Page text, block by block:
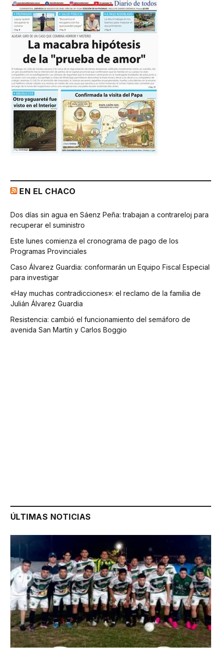
EN EL CHACO
Dos días sin agua en Sáenz Peña: trabajan a contrareloj para
recuperar el suministro
Este lunes comienza el cronograma de pago de los
Programas Provinciales
Caso Álvarez Guardia: conformarán un Equipo Fiscal Especial
para investigar
«Hay muchas contradicciones»: el reclamo de la familia de
Julián Álvarez Guardia
Resistencia: cambió el funcionamiento del semáforo de
avenida San Martín y Carlos Boggio
ÚLTIMAS NOTICIAS